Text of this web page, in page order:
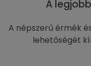
A
A népszerű érmék
lehetőségét